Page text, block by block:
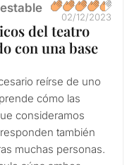
02/12/2023
del teatro
con una base
reírse de uno
cómo las
consideramos
también
muchas personas.